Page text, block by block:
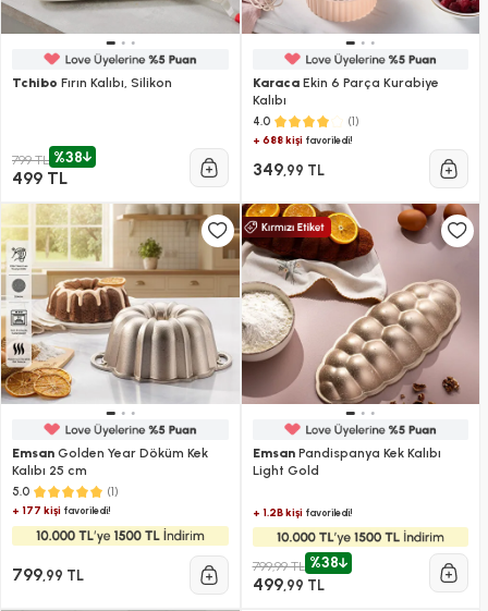
Tchibo Fırın Kalıbı, Silikon
799 TL %38
499 TL
KaracaEkin 6 Parça Kurabiye
Kalıbı
4.0 (1)
+ 688 kişifavoriledi!
349,99 TL
Emsan Golden Year Döküm Kek
Kalıbı 25 cm
5.0 (1)
+ 177 kişi favoriledi!
799,99 TL
EmsanPandispanya Kek Kalıbı
Light Gold
+ 1.2B kişifavoriledi!
799,99 TL %38
499,99 TL